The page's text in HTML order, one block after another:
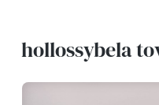
hollossybela